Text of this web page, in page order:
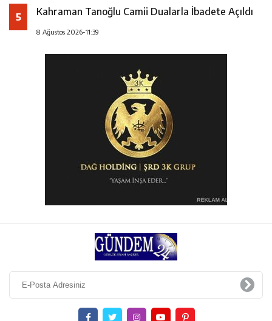
5 Kahraman Tanoğlu Camii Dualarla İbadete Açıldı
8 Ağustos 2026-11:39